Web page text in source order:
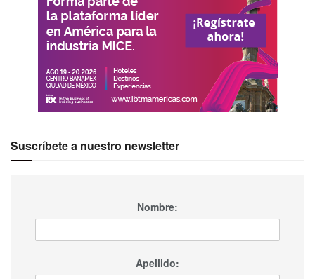
Suscríbete a nuestro newsletter
Nombre:
Apellido: